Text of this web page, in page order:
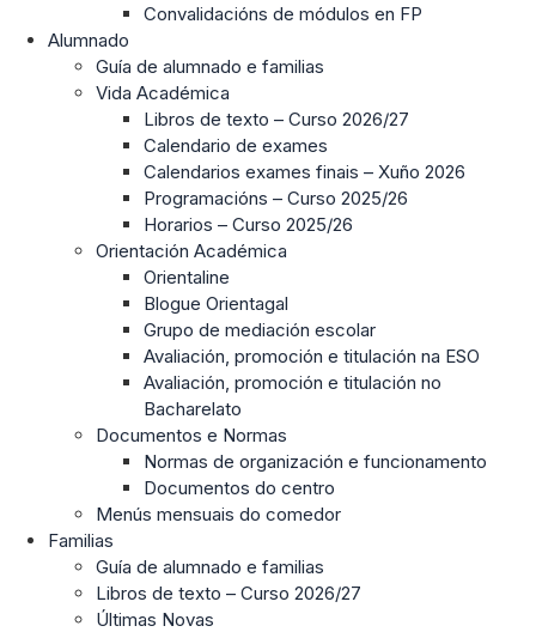
Convalidacións de módulos en FP
Alumnado
Guía de alumnado e familias
Vida Académica
Libros de texto – Curso 2026/27
Calendario de exames
Calendarios exames finais – Xuño 2026
Programacións – Curso 2025/26
Horarios – Curso 2025/26
Orientación Académica
Orientaline
Blogue Orientagal
Grupo de mediación escolar
Avaliación, promoción e titulación na ESO
Avaliación, promoción e titulación no
Bacharelato
Documentos e Normas
Normas de organización e funcionamento
Documentos do centro
Menús mensuais do comedor
Familias
Guía de alumnado e familias
Libros de texto – Curso 2026/27
Últimas Novas